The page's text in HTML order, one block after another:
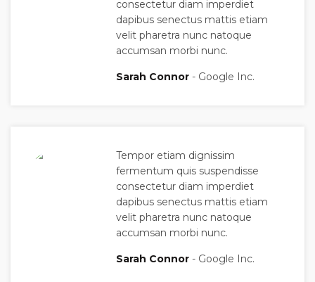
consectetur diam imperdiet
dapibus senectus mattis etiam
velit pharetra nunc natoque
accumsan morbi nunc.
Sarah Connor Google Inc.
Tempor etiam dignissim
fermentum quis suspendisse
consectetur diam imperdiet
dapibus senectus mattis etiam
velit pharetra nunc natoque
accumsan morbi nunc.
Sarah Connor Google Inc.